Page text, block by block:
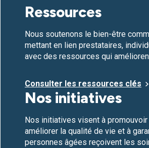
Ressources
Nous soutenons le bien-être
mettant en lien prestataires,
avec des ressources qui
Consulter les ressources clés
Nos initiatives
Nos initiatives visent à
améliorer la qualité de vie et à
personnes âgées reçoivent les